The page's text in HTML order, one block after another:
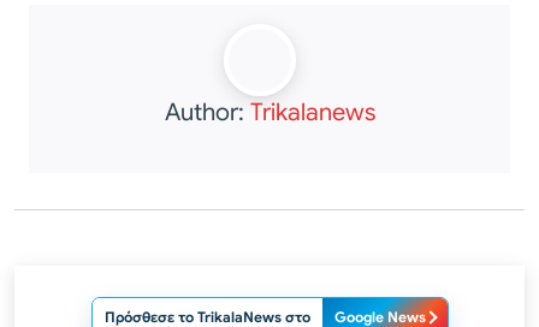
Author: Trikalanews
Πρόσθεσε το TrikalaNews στο Google News